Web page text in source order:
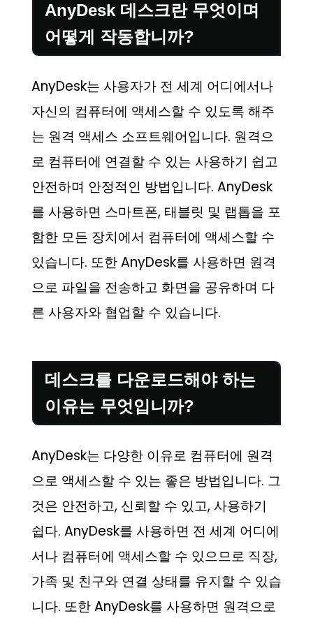
AnyDesk 데스크란 무엇이며
어떻게 작동합니까?
AnyDesk는 사용자가 전 세계 어디에서나
자신의 컴퓨터에 액세스할 수 있도록 해주
는 원격 액세스 소프트웨어입니다. 원격으
로 컴퓨터에 연결할 수 있는 사용하기 쉽고
안전하며 안정적인 방법입니다. AnyDesk
를 사용하면 스마트폰, 태블릿 및 랩톱을 포
함한 모든 장치에서 컴퓨터에 액세스할 수
있습니다. 또한 AnyDesk를 사용하면 원격
으로 파일을 전송하고 화면을 공유하며 다
른 사용자와 협업할 수 있습니다.
데스크를 다운로드해야 하는
이유는 무엇입니까?
AnyDesk는 다양한 이유로 컴퓨터에 원격
으로 액세스할 수 있는 좋은 방법입니다. 그
것은 안전하고, 신뢰할 수 있고, 사용하기
쉽다. AnyDesk를 사용하면 전 세계 어디에
서나 컴퓨터에 액세스할 수 있으므로 직장,
가족 및 친구와 연결 상태를 유지할 수 있습
니다. 또한 AnyDesk를 사용하면 원격으로